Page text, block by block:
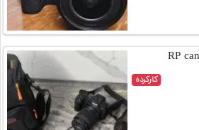
کارکرده